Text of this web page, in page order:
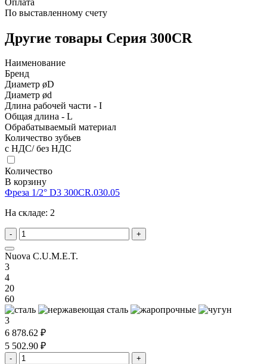
По выставленному счету
Другие товары Серия 300CR
Наименование
Бренд
Диаметр øD
Диаметр ød
Длина рабочей части - I
Общая длина - L
Обрабатываемый материал
Количество зубьев
с НДС/ без НДС
Количество
В корзину
Фреза 1/2° D3 300CR.030.05
На складе: 2
- +
Nuova C.U.M.E.T.
3
4
20
60
3
6 878.62 ₽
5 502.90 ₽
- +